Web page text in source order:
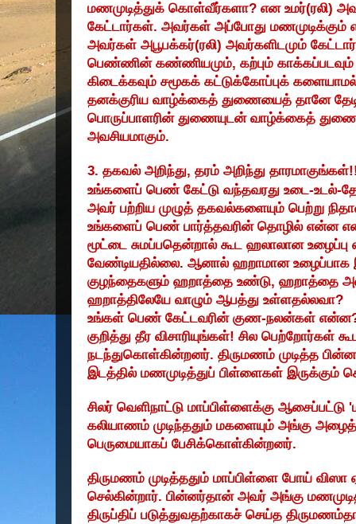
மணமுடித்துக் கொள்வீர்களா? என உமர்(ரலி)
கேட்டார்கள். அவர்கள் அப்போது
அவர்கள் அபூபக்கர்(ரலி) அவர்களிடமும்
பெண்ணின் கண்ணியமும், கற்பும்
கிடைக்கவும் சமூகக் கட்டுக்கோப்புக்
தனக்குரிய வாழ்க்கைத் துணையைத் தானே
பொருப்பாளரின் துணையுடன் வாழ்க்கைத்
அவசியமாகும்.
3. தகவல் அறிந்து, தரம் அறிந்து
உங்களைப் பெண் கேட்டு வந்தவரது உடை-உடல்-
அவர் பற்றிய முழுத் தகவல்களையும் பெற்று
உங்களைப் பெண் பார்த்தவரின் தொழில் என்ன
மூட்டை சுமப்பதென்றால் கூட ஹலாலான உழைப்பு
வேண்டியதில்லை. ஆனால் ஹறாமான உழைப்பாக
குழந்தைகளும் ஹறாத்தை உண்டு, ஹறாத்தை
ஹறாத்திலேயே வாழும் ஆபத்து உள்ளதல்லவா?
உங்கள் பெண் கேட்டவரின் குண-நலன்கள் என்ன
குறித்து தீர விசாரியுங்கள்! சில பெற்றோர்கள்
நடந்துகொள்கின்றனர். திருமணம் முடித்த
இடத்தில் மணமுடித்துப் பிள்ளைகள் இருக்கும்
சிலர் வெளிநாட்டு மாப்பிள்ளைக்கு ஆசைப்பட்டு
கலியாணம் முடிந்ததும் மகளையும் அங்கு
பெருமையாகப் பேசிக்கொள்கின்றனர்.
திருமணம் முடித்ததும் மாப்பிள்ளை போய் விஸா
செல்கின்றார். பின்னர்தான் அவர் அங்கு
திருப்திப் படுத்துவதற்காகச் செய்த